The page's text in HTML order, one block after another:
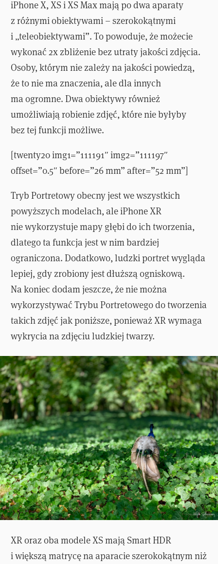
iPhone X, XS i XS Max mają po dwa aparaty
z różnymi obiektywami – szerokokątnymi
i „teleobiektywami”. To powoduje, że możecie
wykonać 2x zbliżenie bez utraty jakości zdjęcia.
Osoby, którym nie zależy na jakości powiedzą,
że to nie ma znaczenia, ale dla innych
ma ogromne. Dwa obiektywy również
umożliwiają robienie zdjęć, które nie byłyby
bez tej funkcji możliwe.
[twenty20 img1=”111191″ img2=”111197″
offset=”0.5″ before=”26 mm” after=”52 mm”]
Tryb Portretowy obecny jest we wszystkich
powyższych modelach, ale iPhone XR
nie wykorzystuje mapy głębi do ich tworzenia,
dlatego ta funkcja jest w nim bardziej
ograniczona. Dodatkowo, ludzki portret wygląda
lepiej, gdy zrobiony jest dłuższą ogniskową.
Na koniec dodam jeszcze, że nie można
wykorzystywać Trybu Portretowego do tworzenia
takich zdjęć jak poniższe, ponieważ XR wymaga
wykrycia na zdjęciu ludzkiej twarzy.
XR oraz oba modele XS mają Smart HDR
i większą matrycę na aparacie szerokokątnym niż